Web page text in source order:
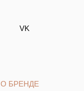
О БРЕНДЕ
VK